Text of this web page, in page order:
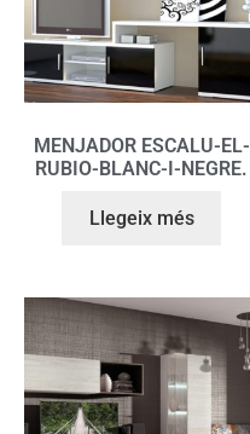
MENJADOR ESCALU-EL-
RUBIO-BLANC-I-NEGRE.
Llegeix més